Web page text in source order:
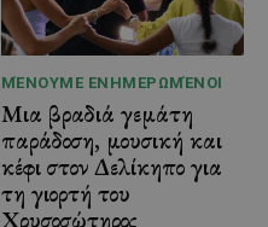
ΜΈΝΟΥΜΕ ΕΝΗΜΕΡΩΜΈΝΟΙ
Μια βραδιά γεμάτη
παράδοση, μουσική και
κέφι στον Δελίκηπο για
τη γιορτή του
Χρυσοσώτηρος